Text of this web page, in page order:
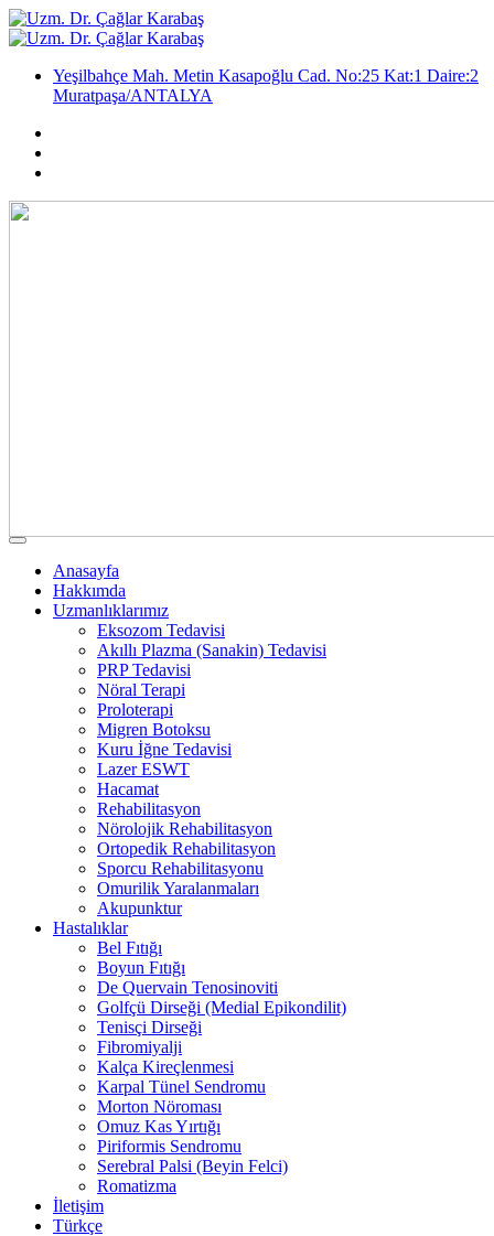
Yeşilbahçe Mah. Metin Kasapoğlu Cad. No:25 Kat:1 Daire:2
Muratpaşa/ANTALYA
Anasayfa
Hakkımda
Uzmanlıklarımız
Eksozom Tedavisi
Akıllı Plazma (Sanakin) Tedavisi
PRP Tedavisi
Nöral Terapi
Proloterapi
Migren Botoksu
Kuru İğne Tedavisi
Lazer ESWT
Hacamat
Rehabilitasyon
Nörolojik Rehabilitasyon
Ortopedik Rehabilitasyon
Sporcu Rehabilitasyonu
Omurilik Yaralanmaları
Akupunktur
Hastalıklar
Bel Fıtığı
Boyun Fıtığı
De Quervain Tenosinoviti
Golfçü Dirseği (Medial Epikondilit)
Tenisçi Dirseği
Fibromiyalji
Kalça Kireçlenmesi
Karpal Tünel Sendromu
Morton Nöroması
Omuz Kas Yırtığı
Piriformis Sendromu
Serebral Palsi (Beyin Felci)
Romatizma
İletişim
Türkçe